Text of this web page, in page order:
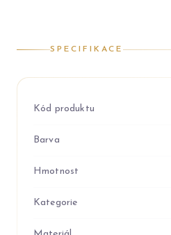
SPECIFIKACE
Kód produktu
Barva
Hmotnost
Kategorie